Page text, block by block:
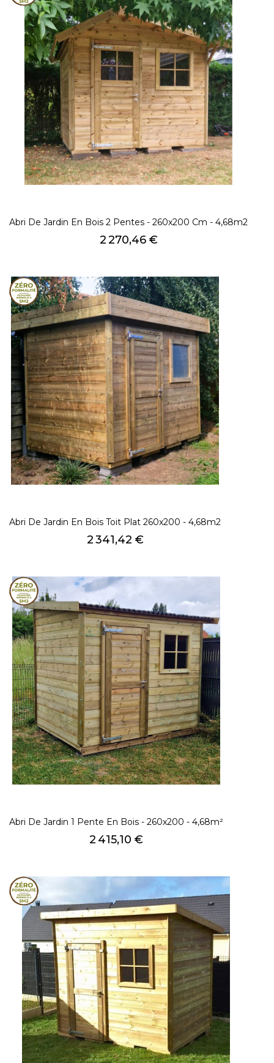
Abri De Jardin En Bois 2 Pentes - 260x200 Cm - 4,68m2
Prix
2 270,46 €
Abri De Jardin En Bois Toit Plat 260x200 - 4,68m2
Prix
2 341,42 €
Abri De Jardin 1 Pente En Bois - 260x200 - 4,68m²
Prix
2 415,10 €